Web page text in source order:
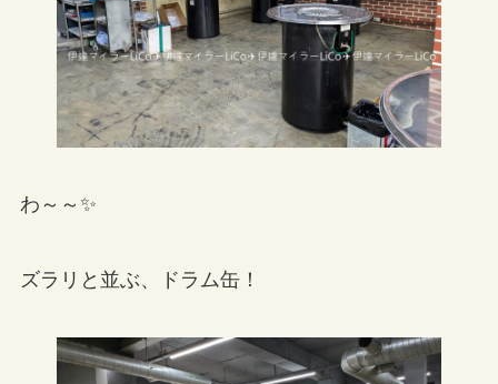
わ～～✨
ズラリと並ぶ、ドラム缶！